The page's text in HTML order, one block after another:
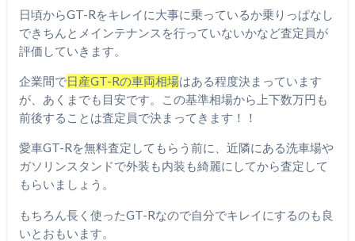
日頃からGT-Rをキレイに大事に乗っているか乗りっぱなし
できちんとメインテナンスを行っていないかなど査定員が
評価していきます。
企業間で日産GT-Rの車両相場はある程度決まっています
が、あくまでも目安です。この基準相場から上下数万円も
前後することは査定員で決まってきます！！
愛車GT-Rを無料査定してもらう前に、近隣にある洗車場や
ガソリンスタンドで外装も内装も綺麗にしてから査定して
もらいましょう。
もちろん長く使ったGT-Rなので自分でキレイにするのも良
いとおもいます。